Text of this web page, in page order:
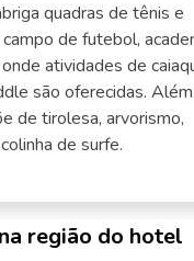
quadras de tênis e
de futebol,
atividades de
são oferecidas.
de tirolesa, arvorismo,
de surfe.
região do hotel